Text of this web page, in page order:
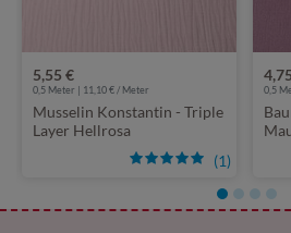
(1)
5,55 €
0,5 Meter | 11,10 € / Meter
Musselin Konstantin - Triple
Layer Hellrosa
0,5